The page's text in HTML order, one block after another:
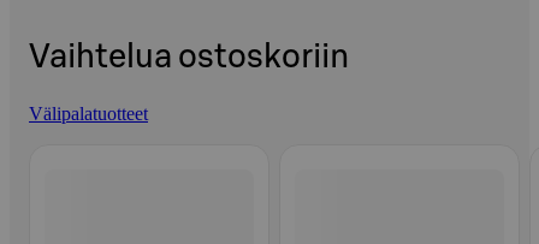
Vaihtelua ostoskoriin
Välipalatuotteet